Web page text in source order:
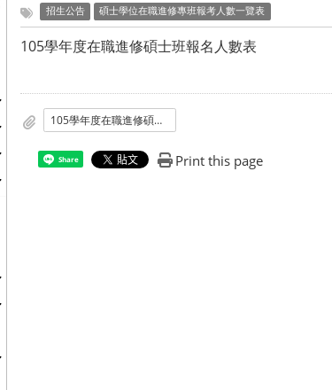
招生公告 碩士學位在職進修專班報考人數一覽表
105學年度在職進修碩士班報名人數表
105學年度在職進修碩士班報名人數表
Share Print this page